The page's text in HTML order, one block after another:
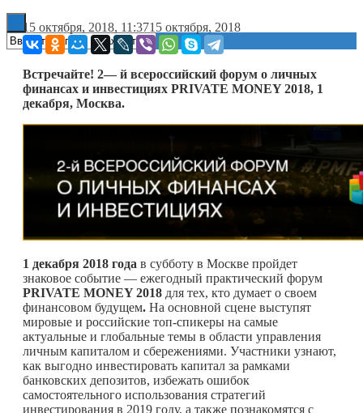
15 октября, 2018, 11:3715 октября, 2018
Встречайте! 2— й всероссийский форум о личных
финансах и инвестициях PRIVATE MONEY 2018, 1
декабря, Москва.
1 декабря 2018 года в субботу в Москве пройдет
знаковое событие — ежегодный практический форум
PRIVATE MONEY 2018 для тех, кто думает о своем
финансовом будущем. На основной сцене выступят
мировые и российские топ-спикеры на самые
актуальные и глобальные темы в области управления
личным капиталом и сбережениями. Участники узнают,
как выгодно инвестировать капитал за рамками
банковских депозитов, избежать ошибок
самостоятельного использования стратегий
инвестирования в 2019 году, а также познакомятся с